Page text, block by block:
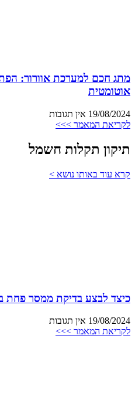
מתג חכם למערכת אוורור:
אוטומטית
19/08/2024 אין תגובות
לקריאת המאמר >>>
תיקון תקלות חשמל
קרא עוד באותו נושא >
כיצד לבצע בדיקת ממסר פחת
19/08/2024 אין תגובות
לקריאת המאמר >>>